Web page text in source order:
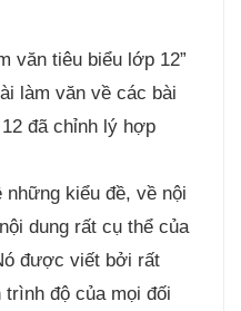
văn tiêu biểu lớp 12”
làm văn về các bài
đã chỉnh lý hợp
những kiểu đề, về nội
dung rất cụ thể của
được viết bởi rất
trình độ của mọi đối